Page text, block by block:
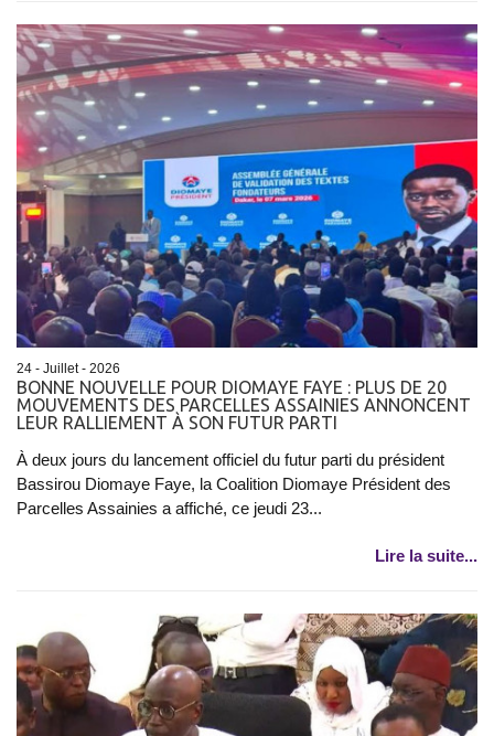
24 - Juillet - 2026
BONNE NOUVELLE POUR DIOMAYE FAYE : PLUS DE 20
MOUVEMENTS DES PARCELLES ASSAINIES ANNONCENT
LEUR RALLIEMENT À SON FUTUR PARTI
À deux jours du lancement officiel du futur parti du président
Bassirou Diomaye Faye, la Coalition Diomaye Président des
Parcelles Assainies a affiché, ce jeudi 23...
Lire la suite...